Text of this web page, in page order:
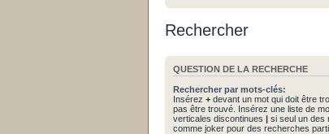
Rechercher
QUESTION DE LA RECHERCHE
Rechercher par mots-clés:
Insérez + devant un mot qui doit être
pas être trouvé. Insérez une liste de
verticales discontinues | si seul un des
comme joker pour des recherches